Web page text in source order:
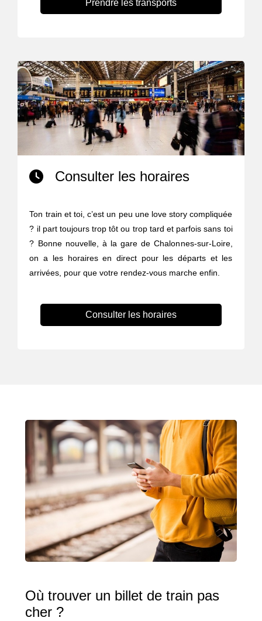
Prendre les transports
Consulter les horaires
Ton train et toi, c’est un peu une love story compliquée
? il part toujours trop tôt ou trop tard et parfois sans toi
? Bonne nouvelle, à la gare de Chalonnes-sur-Loire,
on a les horaires en direct pour les départs et les
arrivées, pour que votre rendez-vous marche enfin.
Consulter les horaires
Où trouver un billet de train pas
cher ?